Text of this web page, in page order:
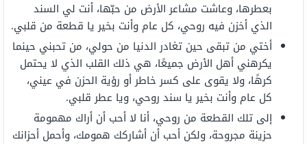
بعطرها، وعاشت مشاعر الأرض من حبّها، أنت لي السند
الذي أخزن فيه روحي، كل عام وأنت بخير يا قطعة من قلبي.
أختي من تبقى حين تغادر الدنيا من حولي، من تحبني حينما
يكرهني أهل الأرض جميعًا، هي ذلك القلب الذي لا يحتمل
كرهًا، ولا يقوى على كسر خاطر أو رؤية الحزن في عيني،
كل عام وأنت بخير يا سند روحي، ويا عطر قلبي.
إلى تلك القطعة من روحي، أنا لا أحب أن أراك مهمومة
حزينة مجروحة، ولكن أحب أن أشاركك همومك، وأحمل أحزانك